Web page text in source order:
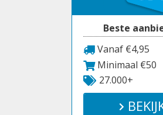
Beste
Vanaf €4,95
Minimaal €50
27.000+